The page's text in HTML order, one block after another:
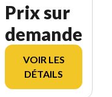
Prix sur
demande
VOIR LES
DÉTAILS